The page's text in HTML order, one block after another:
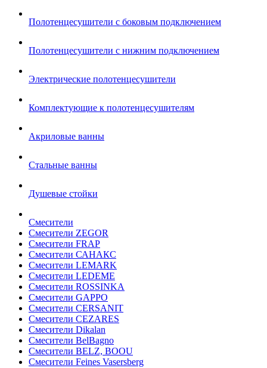
Полотенцесушители с боковым подключением
Полотенцесушители с нижним подключением
Электрические полотенцесушители
Комплектующие к полотенцесушителям
Акриловые ванны
Стальные ванны
Душевые стойки
Смесители
Смесители ZEGOR
Смесители FRAP
Смесители САНАКС
Смесители LEMARK
Смесители LEDEME
Смесители ROSSINKA
Смесители GAPPO
Смесители CERSANIT
Смесители CEZARES
Смесители Dikalan
Смесители BelBagno
Смесители BELZ, BOOU
Смесители Feines Vasersberg